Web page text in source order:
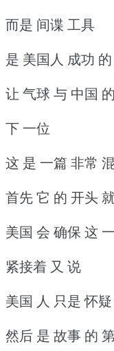
而是 间谍 工具
是 美国人 成功
让 气球 与 中国
下 一位
这 是 一篇 非常
首先 它 的 开头
美国 会 确保 这
紧接着 又 说
美国 人 只是 怀
然后 是 故事 的